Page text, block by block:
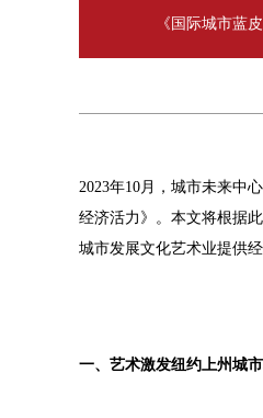
《国际城市蓝
2023年10月，城市未来中
经济活力》。本文将根据
城市发展文化艺术业提供经
一、艺术激发纽约上州城